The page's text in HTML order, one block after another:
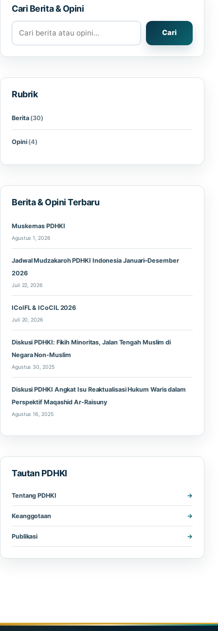
Cari Berita & Opini
Cari berita atau opini
Cari
Rubrik
Berita (30)
Opini (4)
Berita & Opini Terbaru
Muskernas PDHKI
Agustus 1, 2026
Jadwal Mudzakaroh PDHKI Indonesia Januari–Desember
2026
Juli 22, 2026
ICoIFL & ICoCIL 2026
Juli 20, 2026
Diskusi PDHKI: Fikih Minoritas, Jalan Tengah Muslim di
Negara Non-Muslim
Agustus 30, 2025
Diskusi PDHKI Angkat Isu Reaktualisasi Hukum Waris dalam
Perspektif Maqashid Ar-Raisuny
Agustus 16, 2025
Tautan PDHKI
Tentang PDHKI
Keanggotaan
Publikasi